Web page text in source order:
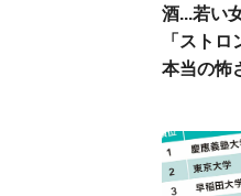
酒...若い
「スト
本当の怖